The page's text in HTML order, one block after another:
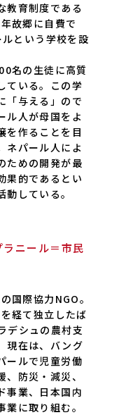
教育制度である
故郷に自費で
という学校を設
名の生徒に高質
ている。この学
「与える」ので
ル人が母国をよ
を作ることを目
ネパール人によ
ための開発が最
果的であるとい
動している。
ニール＝市民
国際協力NGO。
経て独立したば
デシュの農村支
現在は、バング
ールで児童労働
防災・減災、
事業、日本国内
に取り組む。